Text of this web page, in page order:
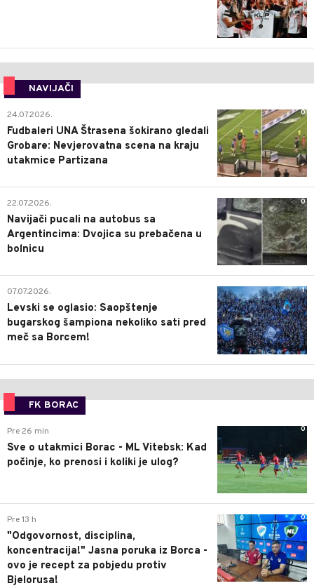
NAVIJAČI
0
24.07.2026.
Fudbaleri UNA Štrasena šokirano gledali
Grobare: Nevjerovatna scena na kraju
utakmice Partizana
0
22.07.2026.
Navijači pucali na autobus sa
Argentincima: Dvojica su prebačena u
bolnicu
1
07.07.2026.
Levski se oglasio: Saopštenje
bugarskog šampiona nekoliko sati pred
meč sa Borcem!
FK BORAC
0
Pre 26 min
Sve o utakmici Borac - ML Vitebsk: Kad
počinje, ko prenosi i koliki je ulog?
0
Pre 13 h
"Odgovornost, disciplina,
koncentracija!" Jasna poruka iz Borca -
ovo je recept za pobjedu protiv
Bjelorusa!